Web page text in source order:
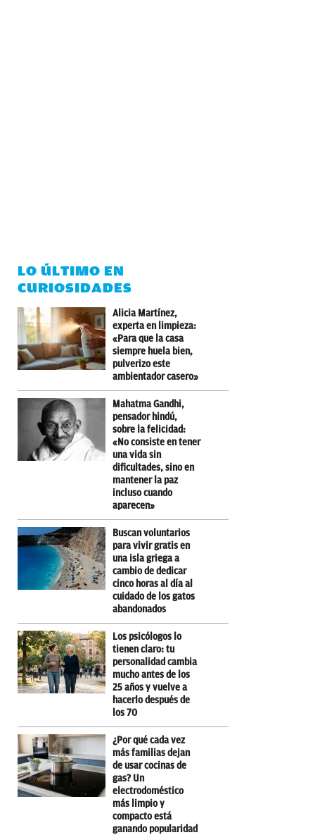
LO ÚLTIMO EN
CURIOSIDADES
Alicia Martínez,
experta en limpieza:
«Para que la casa
siempre huela bien,
pulverizo este
ambientador casero»
Mahatma Gandhi,
pensador hindú,
sobre la felicidad:
«No consiste en tener
una vida sin
dificultades, sino en
mantener la paz
incluso cuando
aparecen»
Buscan voluntarios
para vivir gratis en
una isla griega a
cambio de dedicar
cinco horas al día al
cuidado de los gatos
abandonados
Los psicólogos lo
tienen claro: tu
personalidad cambia
mucho antes de los
25 años y vuelve a
hacerlo después de
los 70
¿Por qué cada vez
más familias dejan
de usar cocinas de
gas? Un
electrodoméstico
más limpio y
compacto está
ganando popularidad